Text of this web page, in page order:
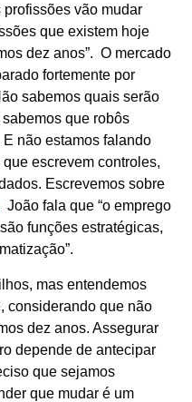
profissões vão mudar
que existem hoje
dez anos”. O mercado
fortemente por
sabemos quais serão
que robôs
não estamos falando
escrevem controles,
Escrevemos sobre
João fala que “o emprego
funções estratégicas,
mas entendemos
considerando que não
dez anos. Assegurar
depende de antecipar
que sejamos
que mudar é um